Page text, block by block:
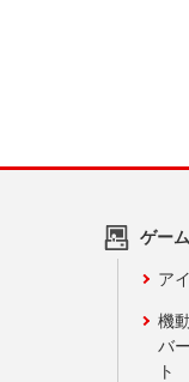
ゲー
ア
機
バ
ト